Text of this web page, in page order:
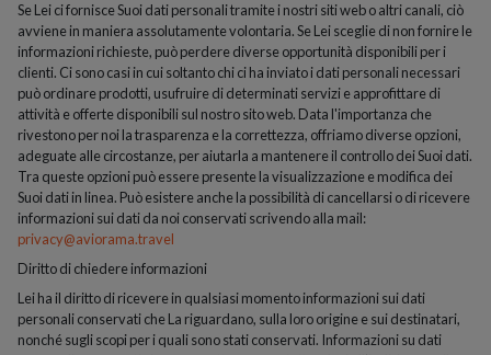
Se Lei ci fornisce Suoi dati personali tramite i nostri siti web o altri canali, ciò
avviene in maniera assolutamente volontaria. Se Lei sceglie di non fornire le
informazioni richieste, può perdere diverse opportunità disponibili per i
clienti. Ci sono casi in cui soltanto chi ci ha inviato i dati personali necessari
può ordinare prodotti, usufruire di determinati servizi e approfittare di
attività e offerte disponibili sul nostro sito web. Data l'importanza che
rivestono per noi la trasparenza e la correttezza, offriamo diverse opzioni,
adeguate alle circostanze, per aiutarla a mantenere il controllo dei Suoi dati.
Tra queste opzioni può essere presente la visualizzazione e modifica dei
Suoi dati in linea. Può esistere anche la possibilità di cancellarsi o di ricevere
informazioni sui dati da noi conservati scrivendo alla mail:
privacy@aviorama.travel
Diritto di chiedere informazioni
Lei ha il diritto di ricevere in qualsiasi momento informazioni sui dati
personali conservati che La riguardano, sulla loro origine e sui destinatari,
nonché sugli scopi per i quali sono stati conservati. Informazioni su dati